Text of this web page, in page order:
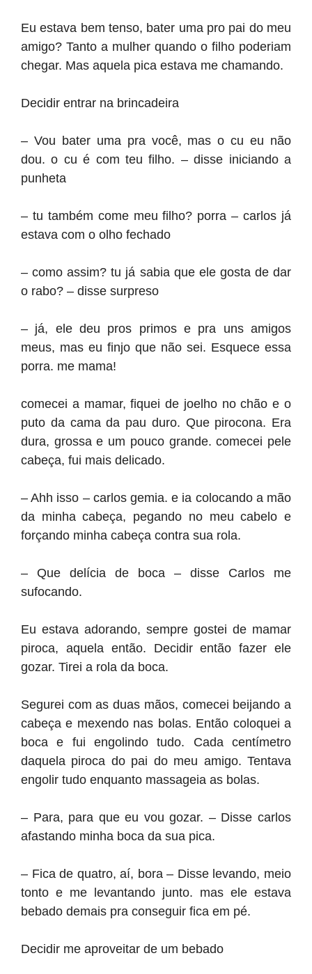
Eu estava bem tenso, bater uma pro pai do meu
amigo? Tanto a mulher quando o filho poderiam
chegar. Mas aquela pica estava me chamando.
Decidir entrar na brincadeira
– Vou bater uma pra você, mas o cu eu não
dou. o cu é com teu filho. – disse iniciando a
punheta
– tu também come meu filho? porra – carlos já
estava com o olho fechado
– como assim? tu já sabia que ele gosta de dar
o rabo? – disse surpreso
– já, ele deu pros primos e pra uns amigos
meus, mas eu finjo que não sei. Esquece essa
porra. me mama!
comecei a mamar, fiquei de joelho no chão e o
puto da cama da pau duro. Que pirocona. Era
dura, grossa e um pouco grande. comecei pele
cabeça, fui mais delicado.
– Ahh isso – carlos gemia. e ia colocando a mão
da minha cabeça, pegando no meu cabelo e
forçando minha cabeça contra sua rola.
– Que delícia de boca – disse Carlos me
sufocando.
Eu estava adorando, sempre gostei de mamar
piroca, aquela então. Decidir então fazer ele
gozar. Tirei a rola da boca.
Segurei com as duas mãos, comecei beijando a
cabeça e mexendo nas bolas. Então coloquei a
boca e fui engolindo tudo. Cada centímetro
daquela piroca do pai do meu amigo. Tentava
engolir tudo enquanto massageia as bolas.
– Para, para que eu vou gozar. – Disse carlos
afastando minha boca da sua pica.
– Fica de quatro, aí, bora – Disse levando, meio
tonto e me levantando junto. mas ele estava
bebado demais pra conseguir fica em pé.
Decidir me aproveitar de um bebado